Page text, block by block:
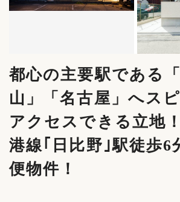
都心の主要駅である
山」「名古屋」へス
アクセスできる立地
港線｢日比野｣駅徒歩6
便物件！